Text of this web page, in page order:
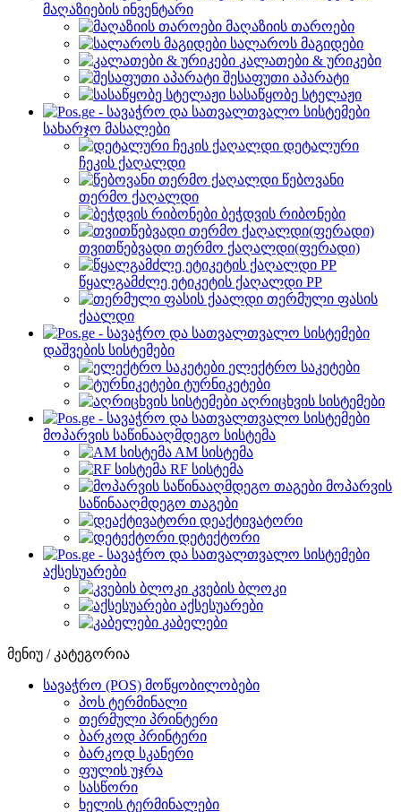
მაღაზიების ინვენტარი
მაღაზიის თაროები
სალაროს მაგიდები
კალათები & ურიკები
შესაფუთი აპარატი
სასაწყობე სტელაჟი
სახარჯო მასალები
დეტალური
ჩეკის ქაღალდი
წებოვანი
თერმო ქაღალდი
ბეჭდვის რიბონები
თვითწებვადი თერმო ქაღალდი(ფერადი)
წყალგამძლე ეტიკეტის ქაღალდი PP
თერმული ფასის
ქაალდი
დაშვების სისტემები
ელექტრო საკეტები
ტურნიკეტები
აღრიცხვის სისტემები
მოპარვის საწინააღმდეგო სისტემა
AM სისტემა
RF სისტემა
მოპარვის
საწინააღმდეგო თაგები
დეაქტივატორი
დეტექტორი
აქსესუარები
კვების ბლოკი
აქსესუარები
კაბელები
მენიუ / კატეგორია
სავაჭრო (POS) მოწყობილობები
პოს ტერმინალი
თერმული პრინტერი
ბარკოდ პრინტერი
ბარკოდ სკანერი
ფულის უჯრა
სასწორი
ხელის ტერმინალები